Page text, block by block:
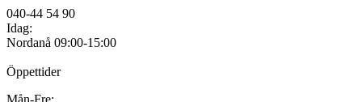
040-44 54 90
Idag:
Nordanå 09:00-15:00
Öppettider
Mån-Fre: